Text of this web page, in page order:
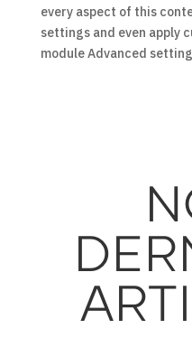
every aspect of this
settings and even apply
module Advanced